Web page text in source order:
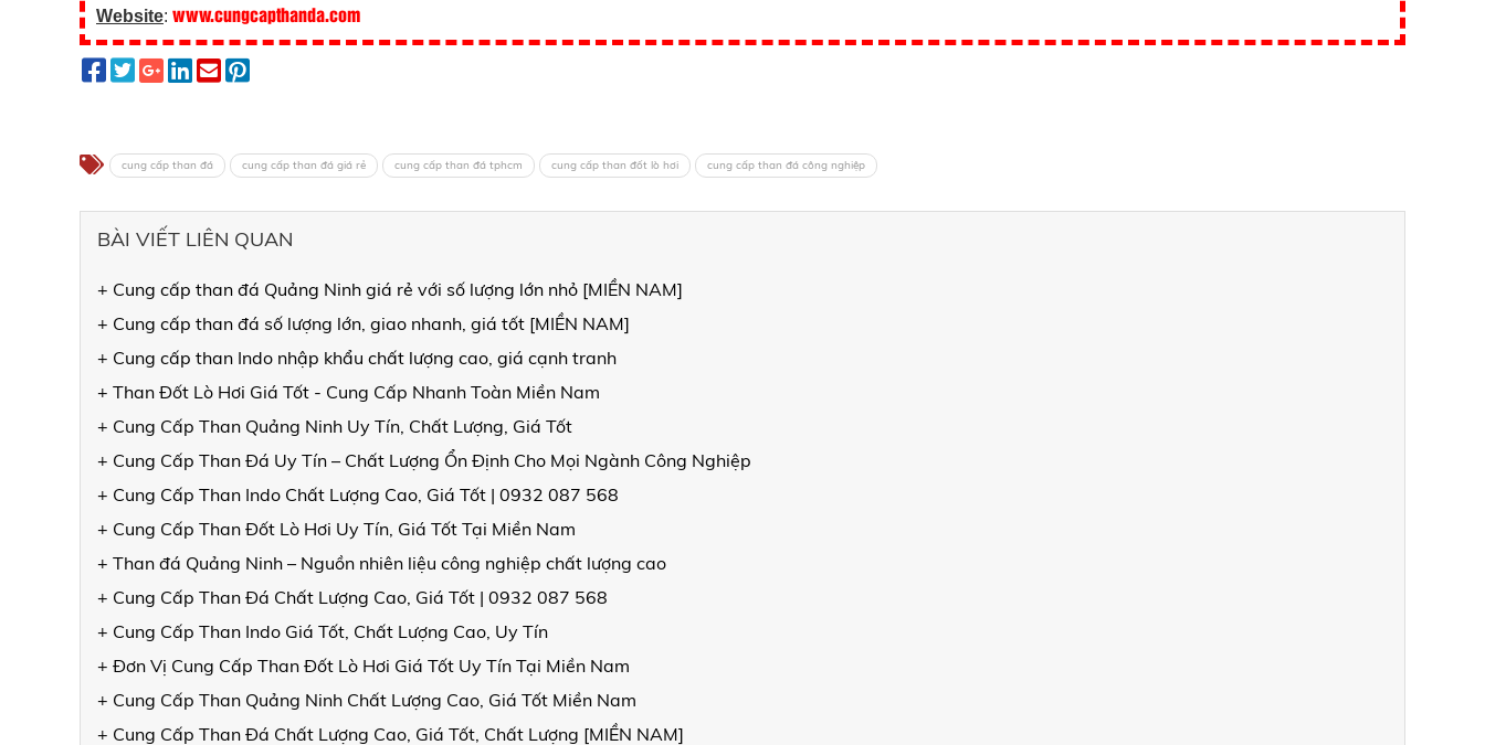
Website: www.cungcapthanda.com
cung cấp than đá cung cấp than đá giá rẻ cung cấp than đá tphcm cung cấp than đốt lò hơi cung cấp than đá công nghiệp
BÀI VIẾT LIÊN QUAN
+ Cung cấp than đá Quảng Ninh giá rẻ với số lượng lớn nhỏ [MIỀN NAM]
+ Cung cấp than đá số lượng lớn, giao nhanh, giá tốt [MIỀN NAM]
+ Cung cấp than Indo nhập khẩu chất lượng cao, giá cạnh tranh
+ Than Đốt Lò Hơi Giá Tốt - Cung Cấp Nhanh Toàn Miền Nam
+ Cung Cấp Than Quảng Ninh Uy Tín, Chất Lượng, Giá Tốt
+ Cung Cấp Than Đá Uy Tín – Chất Lượng Ổn Định Cho Mọi Ngành Công Nghiệp
+ Cung Cấp Than Indo Chất Lượng Cao, Giá Tốt | 0932 087 568
+ Cung Cấp Than Đốt Lò Hơi Uy Tín, Giá Tốt Tại Miền Nam
+ Than đá Quảng Ninh – Nguồn nhiên liệu công nghiệp chất lượng cao
+ Cung Cấp Than Đá Chất Lượng Cao, Giá Tốt | 0932 087 568
+ Cung Cấp Than Indo Giá Tốt, Chất Lượng Cao, Uy Tín
+ Đơn Vị Cung Cấp Than Đốt Lò Hơi Giá Tốt Uy Tín Tại Miền Nam
+ Cung Cấp Than Quảng Ninh Chất Lượng Cao, Giá Tốt Miền Nam
+ Cung Cấp Than Đá Chất Lượng Cao, Giá Tốt, Chất Lượng [MIỀN NAM]